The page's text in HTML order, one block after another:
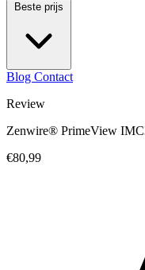
Beste prijs
Blog Contact
Review
Zenwire® PrimeView
€80,99